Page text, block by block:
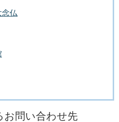
仏
お問い合わせ先